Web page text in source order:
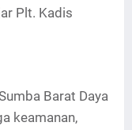
Plt. Kadis
Barat Daya
keamanan,